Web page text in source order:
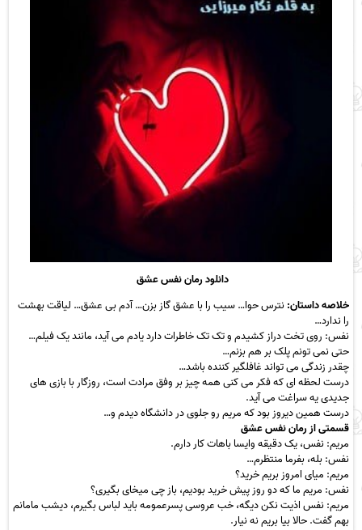
دانلود رمان نفس عشق
خلاصه داستان:نترس حوا… سیب را با عشق گاز بزن… آدم بی عشق… لیاقت بهشت
را ندارد…
نفس: روی تخت دراز کشیدم و تک تک خاطرات دارد یادم می آید، مانند یک فیلم…
حتی نمی تونم پلک بر هم بزنم…
چقدر زندگی می تواند غافلگیر کننده باشد…
درست لحظه ای که فکر می کنی همه چیز بر وفق مرادت است، روزگار با بازی های
جدیدی یه سراغت می آید.
درست همین دیروز بود که مریم رو جلوی در دانشگاه دیدم و…
قسمتی از رمان نفس عشق
مریم: نفس، یک دقیقه وایسا باهات کار دارم.
نفس: بله، بفرما منتظرم…
مریم: میای امروز بریم خرید؟
نفس: مریم ما که دو روز پیش خرید بودیم، باز چی میخای بگیری؟
مریم: نفس اذیت نکن دیگه، خب عروسی پسرعمومه باید لباس بگیرم، دیشب مامانم
بهم گفت. حالا بیا بریم نه نیار.